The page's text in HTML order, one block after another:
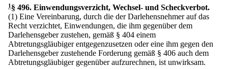
1§ 496. Einwendungsverzicht, Wechsel- und Scheckverbot.
(1) Eine Vereinbarung, durch die der Darlehensnehmer auf das
Recht verzichtet, Einwendungen, die ihm gegenüber dem
Darlehensgeber zustehen, gemäß § 404 einem
Abtretungsgläubiger entgegenzusetzen oder eine ihm gegen den
Darlehensgeber zustehende Forderung gemäß § 406 auch dem
Abtretungsgläubiger gegenüber aufzurechnen, ist unwirksam.